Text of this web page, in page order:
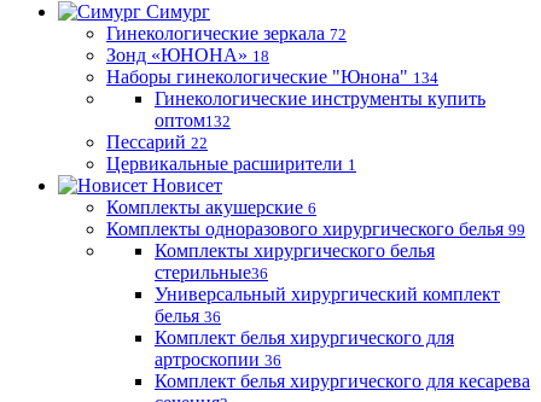
Симург
Гинекологические зеркала 72
Зонд «ЮНОНА» 18
Наборы гинекологические "Юнона" 134
Гинекологические инструменты купить
оптом132
Пессарий 22
Цервикальные расширители 1
Новисет
Комплекты акушерские 6
Комплекты одноразового хирургического белья 99
Комплекты хирургического белья
стерильные36
Универсальный хирургический комплект
белья 36
Комплект белья хирургического для
артроскопии 36
Комплект белья хирургического для кесарева